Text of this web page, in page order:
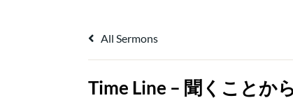
All Sermons
Time Line – 聞くことか